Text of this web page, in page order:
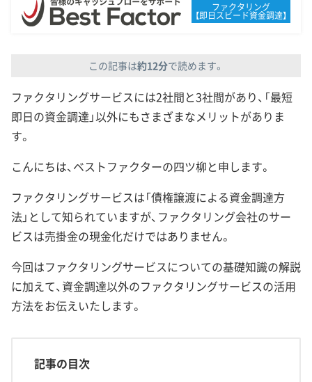
ファクタリング
【即日スビード資金調達】
この記事は約12分で読めます。
ファクタリングサービスには2社間と3社間があり、「最短
即日の資金調達」以外にもさまざまなメリットがありま
す。
こんにちは、ベストファクターの四ツ柳と申します。
ファクタリングサービスは「債権譲渡による資金調達方
法」として知られていますが、ファクタリング会社のサー
ビスは売掛金の現金化だけではありません。
今回はファクタリングサービスについての基礎知識の解説
に加えて、資金調達以外のファクタリングサービスの活用
方法をお伝えいたします。
記事の目次